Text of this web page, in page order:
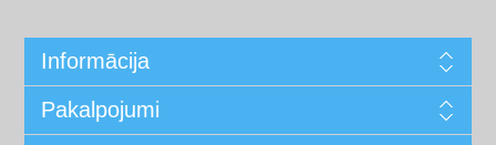
Informācija
Pakalpojumi